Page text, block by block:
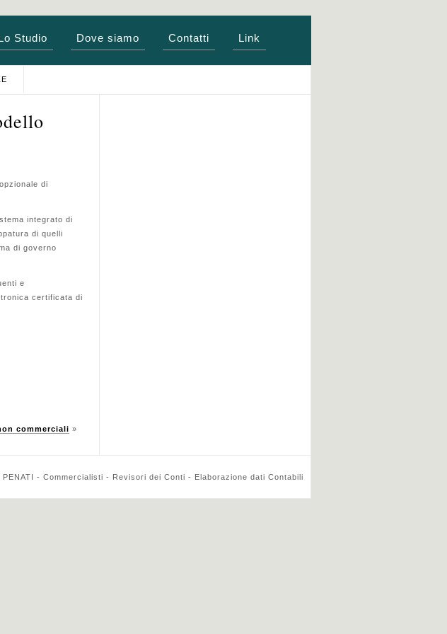
Studio Dove siamo Contatti Link
di
integrato di
di quelli
di governo
e
certificata di
commerciali »
PENATI - Commercialisti - Revisori dei Conti - Elaborazione dati Contabili